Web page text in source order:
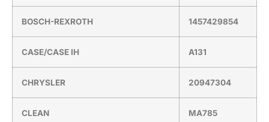
BOSCH-REXROTH 1457429854
CASE/CASE IH A131
CHRYSLER 20947304
CLEAN MA785